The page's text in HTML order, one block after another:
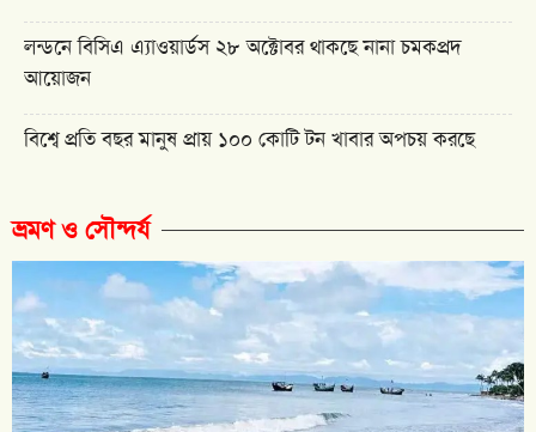
লন্ডনে বিসিএ এ্যাওয়ার্ডস ২৮ অক্টোবর থাকছে নানা চমকপ্রদ
আয়োজন
বিশ্বে প্রতি বছর মানুষ প্রায় ১০০ কোটি টন খাবার অপচয় করছে
ভ্রমণ ও সৌন্দর্য